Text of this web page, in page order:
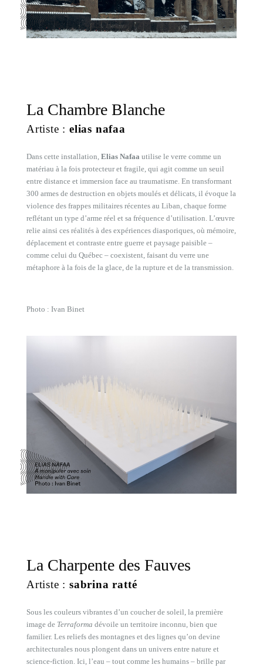
La Chambre Blanche
Artiste : elias nafaa
Dans cette installation, Elias Nafaa utilise le verre comme un
matériau à la fois protecteur et fragile, qui agit comme un seuil
entre distance et immersion face au traumatisme. En transformant
300 armes de destruction en objets moulés et délicats, il évoque la
violence des frappes militaires récentes au Liban, chaque forme
reflétant un type d’arme réel et sa fréquence d’utilisation. L’œuvre
relie ainsi ces réalités à des expériences diasporiques, où mémoire,
déplacement et contraste entre guerre et paysage paisible –
comme celui du Québec – coexistent, faisant du verre une
métaphore à la fois de la glace, de la rupture et de la transmission.
Photo : Ivan Binet
La Charpente des Fauves
Artiste : sabrina ratté
Sous les couleurs vibrantes d’un coucher de soleil, la première
image de Terraforma dévoile un territoire inconnu, bien que
familier. Les reliefs des montagnes et des lignes qu’on devine
architecturales nous plongent dans un univers entre nature et
science-fiction. Ici, l’eau – tout comme les humains – brille par